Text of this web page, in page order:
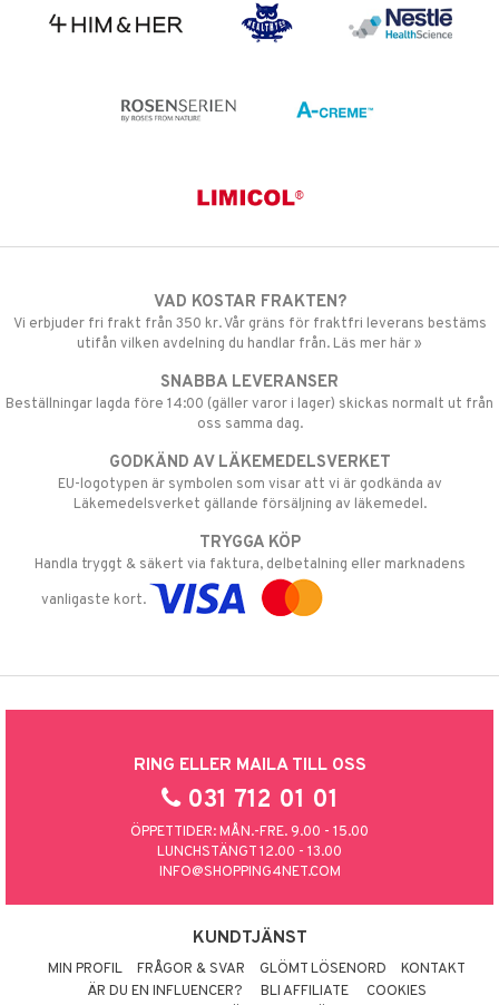
VAD KOSTAR FRAKTEN?
Vi erbjuder fri frakt från 350 kr. Vår gräns för fraktfri leverans bestäms
utifån vilken avdelning du handlar från. Läs mer här »
SNABBA LEVERANSER
Beställningar lagda före 14:00 (gäller varor i lager) skickas normalt ut från
oss samma dag.
GODKÄND AV LÄKEMEDELSVERKET
EU-logotypen är symbolen som visar att vi är godkända av
Läkemedelsverket gällande försäljning av läkemedel.
TRYGGA KÖP
Handla tryggt & säkert via faktura, delbetalning eller marknadens
vanligaste kort.
RING ELLER MAILA TILL OSS
031 712 01 01
ÖPPETTIDER: MÅN.-FRE. 9.00 - 15.00
LUNCHSTÄNGT 12.00 - 13.00
INFO@SHOPPING4NET.COM
KUNDTJÄNST
MIN PROFIL FRÅGOR & SVAR GLÖMT LÖSENORD
KONTAKT
ÄR DU EN INFLUENCER?
BLI AFFILIATE
COOKIES